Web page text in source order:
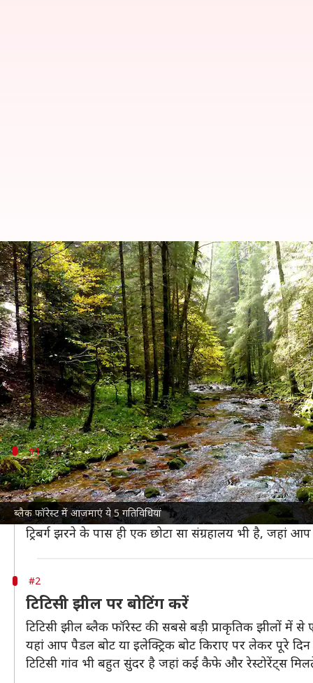
ब्लैक फॉरेस्ट में आजमाएं ये 5 गतिविधियां
जर्मनी: ब्लैक फॉरेस्ट की यात्रा को
लेखन अंजली Dec 08, 2024 08:33 am
क्या है खबर?
जर्मनीका ब्लैक फॉरेस्ट एक प्रमुख पर्यटन स्थल है। यह
यहां की प्राकृतिक सुंदरता और शांत वातावरण पर्यटकों
लिए मशहूर हैं।
#1
ट्रिबर्ग झरने की यात्रा करें
ब्लैक फॉरेस्ट में स्थित ट्रिबर्ग झरने यूरोप के सबसे ऊंचे
यहां आप पैदल चलकर या साइकिल से पहुंच सकते हैं। इस
ट्रिबर्ग झरने के पास ही एक छोटा सा संग्रहालय भी है, जहां
#2
टिटिसी झील पर बोटिंग करें
टिटिसी झील ब्लैक फॉरेस्ट की सबसे बड़ी प्राकृतिक झीलों में
यहां आप पैडल बोट या इलेक्ट्रिक बोट किराए पर लेकर पूरे
टिटिसी गांव भी बहुत सुंदर है जहां कई कैफे और रेस्टोरेंट्स